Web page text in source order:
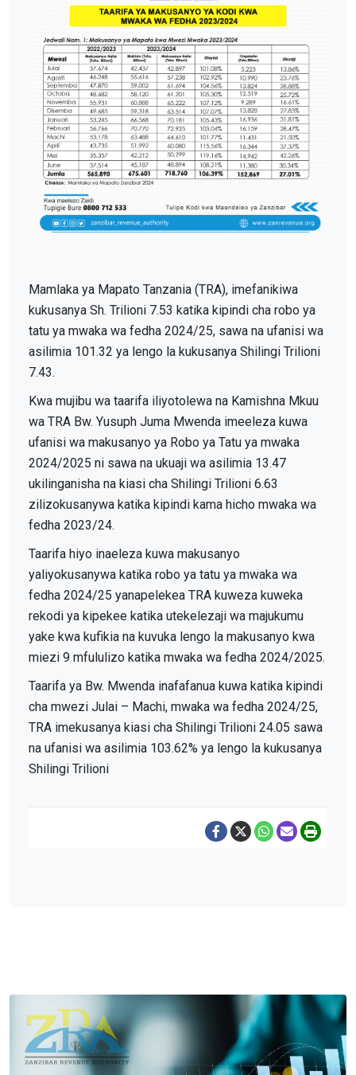
Mamlaka ya Mapato Tanzania (TRA), imefanikiwa
kukusanya Sh. Trilioni 7.53 katika kipindi cha robo ya
tatu ya mwaka wa fedha 2024/25, sawa na ufanisi wa
asilimia 101.32 ya lengo la kukusanya Shilingi Trilioni
7.43.
Kwa mujibu wa taarifa iliyotolewa na Kamishna Mkuu
wa TRA Bw. Yusuph Juma Mwenda imeeleza kuwa
ufanisi wa makusanyo ya Robo ya Tatu ya mwaka
2024/2025 ni sawa na ukuaji wa asilimia 13.47
ukilinganisha na kiasi cha Shilingi Trilioni 6.63
zilizokusanywa katika kipindi kama hicho mwaka wa
fedha 2023/24.
Taarifa hiyo inaeleza kuwa makusanyo
yaliyokusanywa katika robo ya tatu ya mwaka wa
fedha 2024/25 yanapelekea TRA kuweza kuweka
rekodi ya kipekee katika utekelezaji wa majukumu
yake kwa kufikia na kuvuka lengo la makusanyo kwa
miezi 9 mfululizo katika mwaka wa fedha 2024/2025.
Taarifa ya Bw. Mwenda inafafanua kuwa katika kipindi
cha mwezi Julai – Machi, mwaka wa fedha 2024/25,
TRA imekusanya kiasi cha Shilingi Trilioni 24.05 sawa
na ufanisi wa asilimia 103.62% ya lengo la kukusanya
Shilingi Trilioni